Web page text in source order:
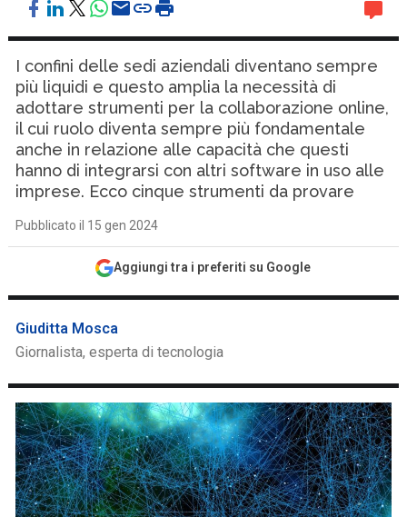
I confini delle sedi aziendali diventano sempre
più liquidi e questo amplia la necessità di
adottare strumenti per la collaborazione online,
il cui ruolo diventa sempre più fondamentale
anche in relazione alle capacità che questi
hanno di integrarsi con altri software in uso alle
imprese. Ecco cinque strumenti da provare
Pubblicato il 15 gen 2024
Aggiungi tra i preferiti su Google
Giuditta Mosca
Giornalista, esperta di tecnologia